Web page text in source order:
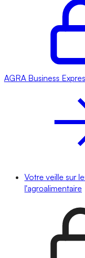
AGRA Business
Votre veille sur
l'agroalimentaire